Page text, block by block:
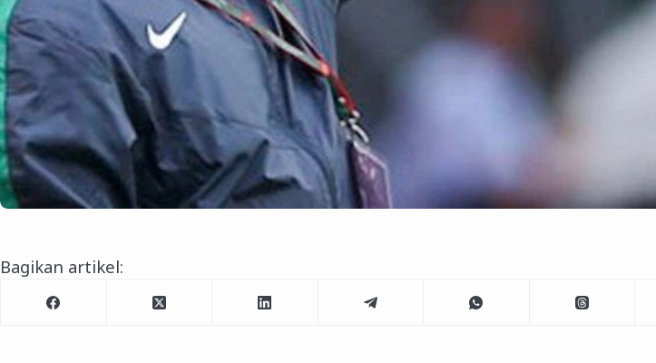
Bagikan artikel: